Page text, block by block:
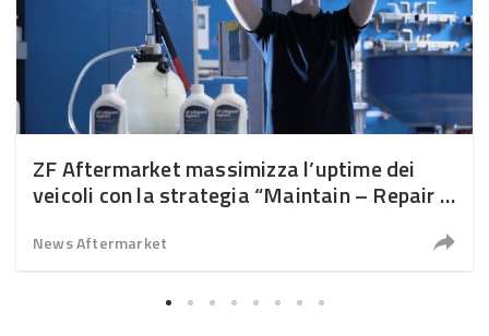
ZF Aftermarket massimizza l’uptime dei
veicoli con la strategia “Maintain – Repair –
News Aftermarket